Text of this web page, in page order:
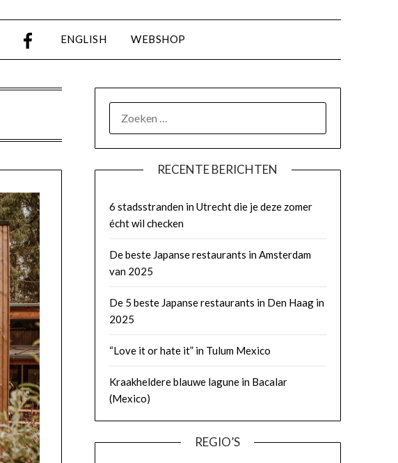
ENGLISH WEBSHOP
RECENTE BERICHTEN
6 stadsstranden in Utrecht die je deze zomer
écht wil checken
De beste Japanse restaurants in Amsterdam
van 2025
De 5 beste Japanse restaurants in Den Haag in
2025
“Love it or hate it” in Tulum Mexico
Kraakheldere blauwe lagune in Bacalar
(Mexico)
REGIO’S